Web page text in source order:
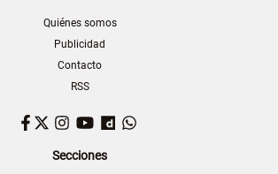
Quiénes somos
Publicidad
Contacto
RSS
Facebook
TwitterInstagram
YouTubeDailymotion
Secciones